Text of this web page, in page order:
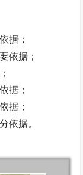
据；
依据；
据；
据；
依据。